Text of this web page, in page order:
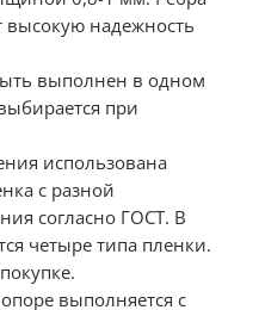
высокую надежность
выполнен в одном
при
использована
с разной
согласно ГОСТ. В
четыре типа пленки.
выполняется с